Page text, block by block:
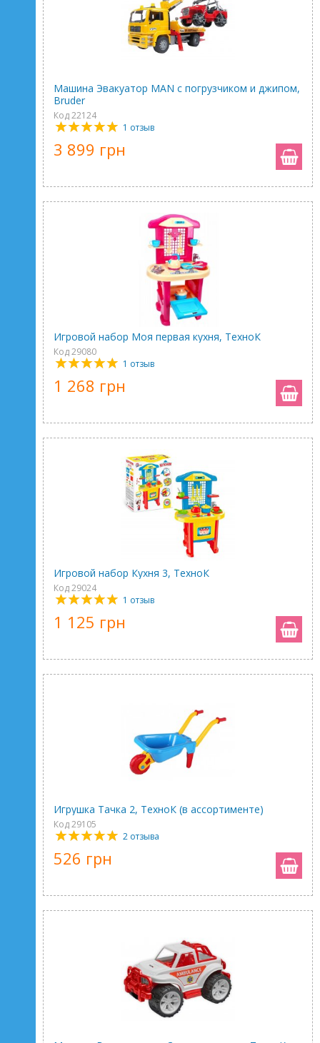
Машина Эвакуатор MAN с погрузчиком и джипом,
Bruder
Код 22124
1 отзыв
3 899 грн
Игровой набор Моя первая кухня, ТехноК
Код 29080
1 отзыв
1 268 грн
Игровой набор Кухня 3, ТехноК
Код 29024
1 отзыв
1 125 грн
Игрушка Тачка 2, ТехноК (в ассортименте)
Код 29105
2 отзыва
526 грн